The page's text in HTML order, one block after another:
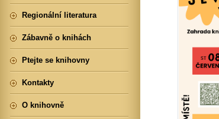
Regionální literatura
Zábavně o knihách
Ptejte se knihovny
Kontakty
O knihovně